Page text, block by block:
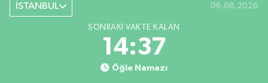
İSTANBUL 06.08.2026
SONRAKI VAKTE KALAN
14:37
Öğle Namazı